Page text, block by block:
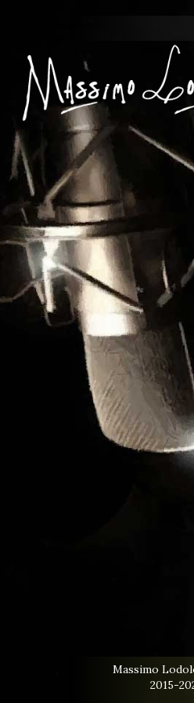
Massimo
2015-
MASSIMO LODOLO